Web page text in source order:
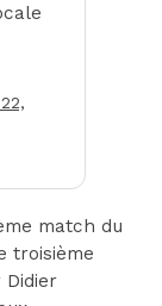
match du
troisième